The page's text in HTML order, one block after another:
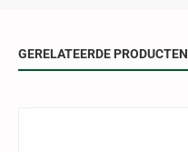
GERELATEERDE PRODUCTEN